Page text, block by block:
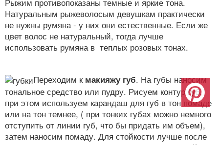
Рыжим противопоказаны темные и яркие тона.
Натуральным рыжеволосым девушкам практически
не нужны румяна - у них они естественные. Если же
цвет волос не натуральный, тогда лучше
использовать румяна в теплых розовых тонах.
Переходим к макияжугуб. На губы наносим
тональное средство или пудру. Рисуем контур губ,
при этом используем карандаш для губ в тон помаде
или на тон темнее, ( при тонких губах можно немного
отступить от линии губ, что бы придать им объем),
затем наносим помаду. Для стойкости лучше после